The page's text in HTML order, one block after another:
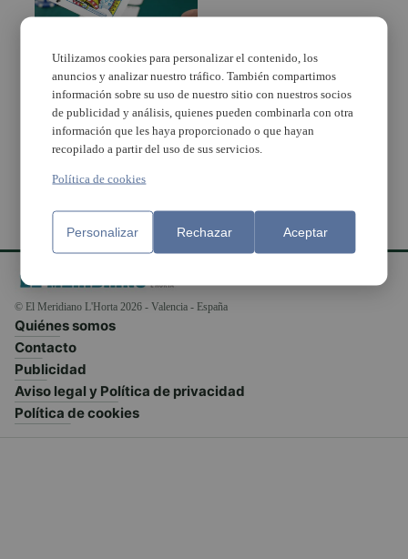
Vicent Boscà, el
valenciano que se ha
instalado en la élite del
póker español
© El Meridiano L'Horta 2026 - Valencia - España
Quiénes somos
Contacto
Publicidad
Aviso legal y Política de privacidad
Política de cookies
Utilizamos cookies para personalizar el contenido, los
anuncios y analizar nuestro tráfico. También compartimos
información sobre su uso de nuestro sitio con nuestros socios
de publicidad y análisis, quienes pueden combinarla con otra
información que les haya proporcionado o que hayan
recopilado a partir del uso de sus servicios.
Política de cookies
Personalizar Rechazar Aceptar